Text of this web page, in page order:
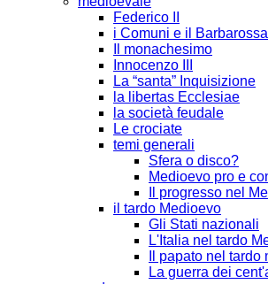
Federico II
i Comuni e il Barbarossa
Il monachesimo
Innocenzo III
La “santa” Inquisizione
la libertas Ecclesiae
la società feudale
Le crociate
temi generali
Sfera o disco?
Medioevo pro e
Il progresso nel
il tardo Medioevo
Gli Stati nazionali
L'Italia nel tardo
Il papato nel tardo
La guerra dei